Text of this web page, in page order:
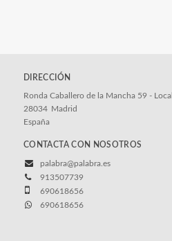
DIRECCIÓN
Ronda Caballero de la Mancha 59 - Local
28034 Madrid
España
CONTACTA CON NOSOTROS
palabra@palabra.es
913507739
690618656
690618656